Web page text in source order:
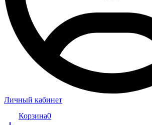
Личный кабинет
Корзина0